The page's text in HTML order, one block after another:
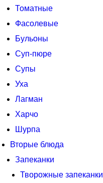
Томатные
Фасолевые
Бульоны
Суп-пюре
Супы
Уха
Лагман
Харчо
Шурпа
Вторые блюда
Запеканки
Творожные запеканки